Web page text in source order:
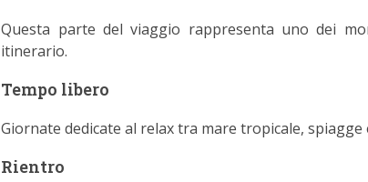
Questa parte del viaggio rappresenta uno dei
itinerario.
Tempo libero
Giornate dedicate al relax tra mare tropicale,
Rientro